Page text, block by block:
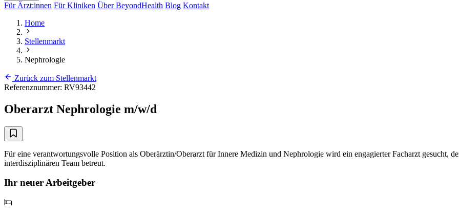
Für Ärzt:innen Für Kliniken Über BeyondHealth Blog Kontakt
Home
Stellenmarkt
Nephrologie
Zurück zum Stellenmarkt
Referenznummer: RV93442
Oberarzt Nephrologie m/w/d
Für eine verantwortungsvolle Position als Oberärztin/Oberarzt für Innere Medizin und Nephrologie wird ein engagierter Facharzt gesucht,
interdisziplinären Team betreut.
Ihr neuer Arbeitgeber